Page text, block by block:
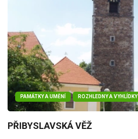
PAMÁTKY A UMĚNÍ ROZHLEDNY A VYHLÍDKY
PŘIBYSLAVSKÁ VĚŽ